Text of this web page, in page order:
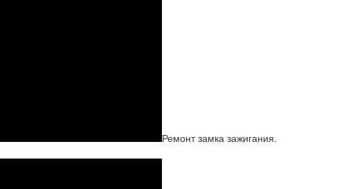
Ремонт замка зажигания.